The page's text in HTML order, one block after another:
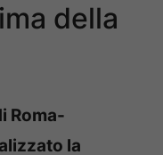
della
Roma-
la